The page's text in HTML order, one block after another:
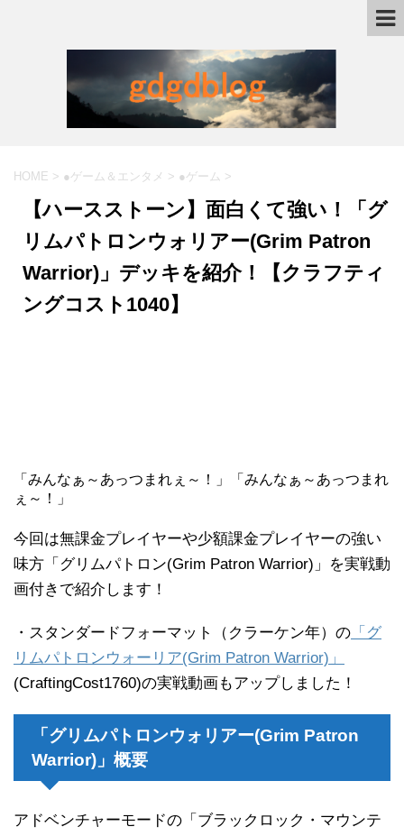
HOME > ●ゲーム＆エンタメ > ●ゲーム >
【ハースストーン】面白くて強い！「グ
リムパトロンウォリアー(Grim Patron
Warrior)」デッキを紹介！【クラフティ
ングコスト1040】
「みんなぁ～あっつまれぇ～！」「みんなぁ～あっつまれ
ぇ～！」
今回は無課金プレイヤーや少額課金プレイヤーの強い
味方「グリムパトロン(Grim Patron Warrior)」を実戦動
画付きで紹介します！
・スタンダードフォーマット（クラーケン年）の 「グ
リムパトロンウォーリア(Grim Patron Warrior)」
(CraftingCost1760)の実戦動画もアップしました！
「グリムパトロンウォリアー(Grim Patron
Warrior)」概要
アドベンチャーモードの「ブラックロック・マウンテ